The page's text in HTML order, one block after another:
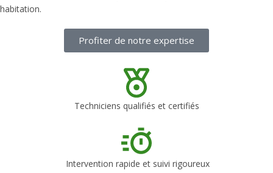
habitation.
Profiter de notre expertise
Techniciens qualifiés et certifiés
Intervention rapide et suivi rigoureux